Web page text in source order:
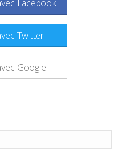
Facebook
Twitter
Google